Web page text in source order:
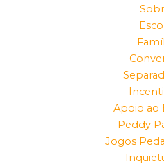
Apoio ao
Peddy
Jogos